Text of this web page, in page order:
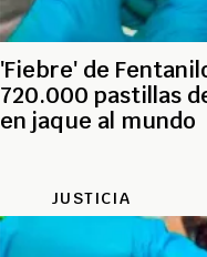
'Fiebre' de
720.000 pastillas
en jaque al mundo
JUSTICIA